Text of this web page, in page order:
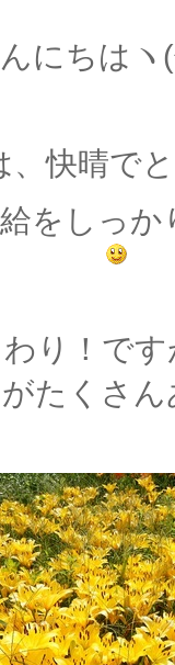
にちはヽ
、快晴で
をしっ
り！で
たくさ